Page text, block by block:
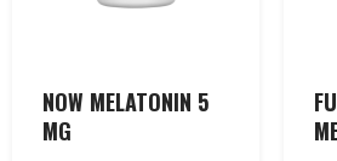
NOW MELATONIN 5
MG